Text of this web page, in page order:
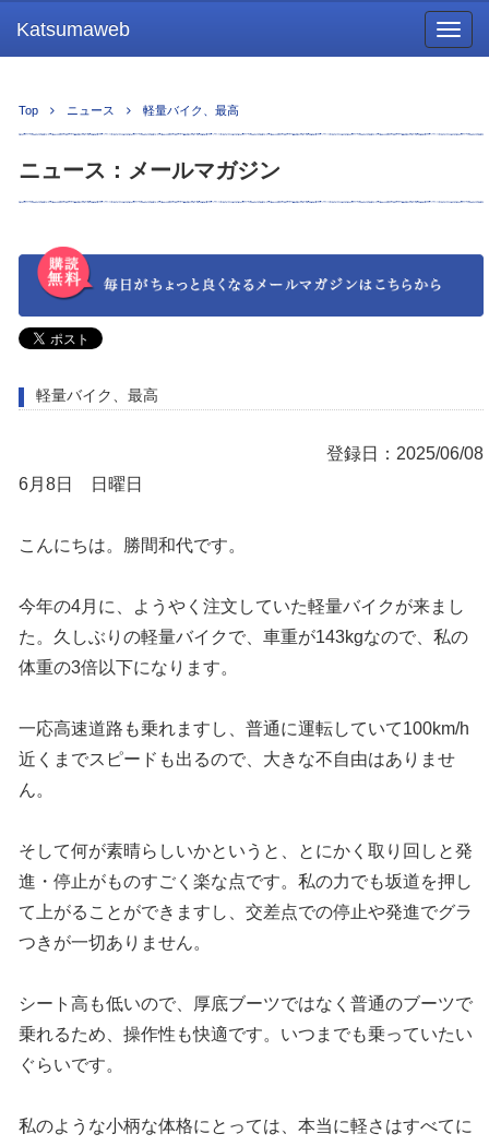
Katsumaweb
Top ニュース 軽量バイク、最高
ニュース：メールマガジン
軽量バイク、最高
登録日：2025/06/08
6月8日 日曜日
こんにちは。勝間和代です。
今年の4月に、ようやく注文していた軽量バイクが来まし
た。久しぶりの軽量バイクで、車重が143kgなので、私の
体重の3倍以下になります。
一応高速道路も乗れますし、普通に運転していて100km/h
近くまでスピードも出るので、大きな不自由はありませ
ん。
そして何が素晴らしいかというと、とにかく取り回しと発
進・停止がものすごく楽な点です。私の力でも坂道を押し
て上がることができますし、交差点での停止や発進でグラ
つきが一切ありません。
シート高も低いので、厚底ブーツではなく普通のブーツで
乗れるため、操作性も快適です。いつまでも乗っていたい
ぐらいです。
私のような小柄な体格にとっては、本当に軽さはすべてに